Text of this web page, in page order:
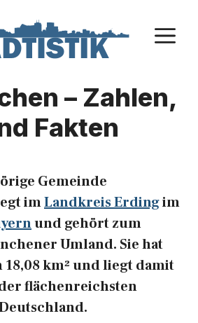
– Zahlen,
Fakten
Gemeinde
imLandkreis Erdingim
und gehört zum
Umland. Sie hat
18,08 km² und liegt damit
flächenreichsten